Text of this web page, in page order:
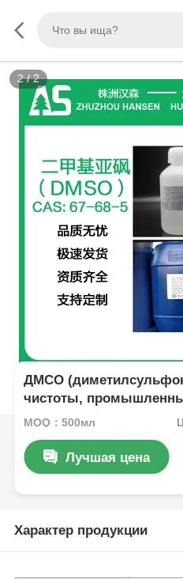
2/2
ДМСО
чистоты,
MOQ：500мл
Лучшая цена
Характер продукции